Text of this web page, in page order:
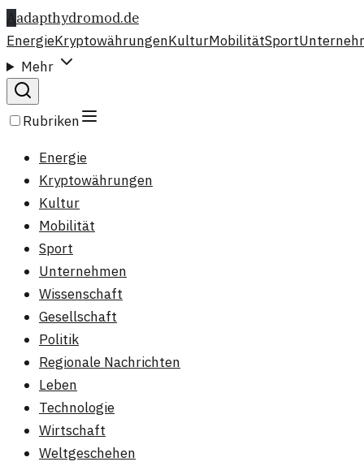
Aadapthydromod.de
EnergieKryptowährungenKulturMobilitätSport
Mehr
Rubriken
Energie
Kryptowährungen
Kultur
Mobilität
Sport
Unternehmen
Wissenschaft
Gesellschaft
Politik
Regionale Nachrichten
Leben
Technologie
Wirtschaft
Weltgeschehen